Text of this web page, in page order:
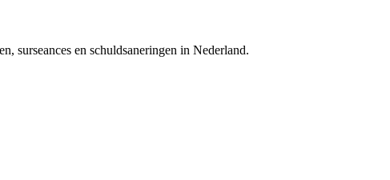
surseances en schuldsaneringen in Nederland.